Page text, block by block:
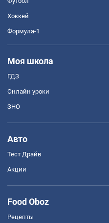
Хоккей
Формула-1
Моя школа
ГДЗ
Онлайн уроки
ЗНО
Авто
Тест Драйв
Акции
Food Oboz
Рецепты